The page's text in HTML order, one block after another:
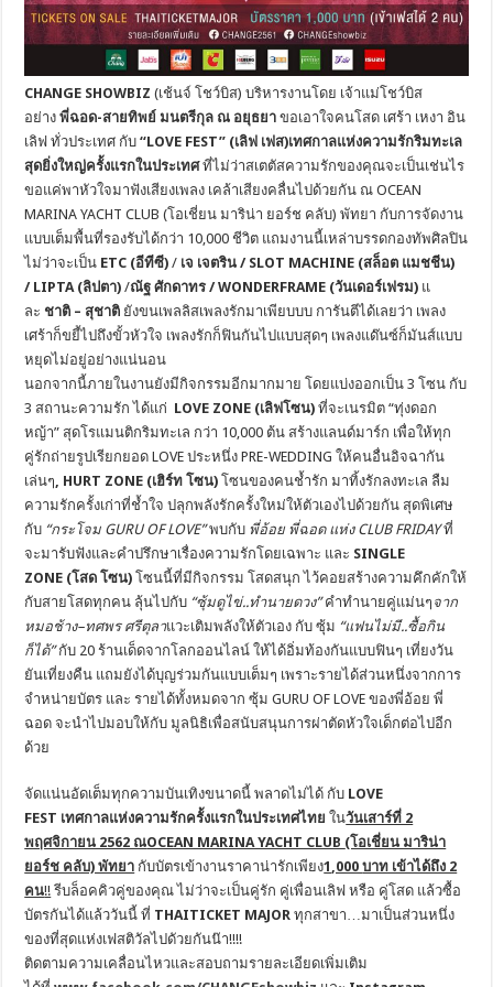
CHANGE SHOWBIZ(เช้นจ์ โชว์บิส) บริหารงานโดย เจ้าแม่โชว์บิส
อย่าง พี่ฉอด-สายทิพย์ มนตรีกุล ณ อยุธยา ขอเอาใจคนโสด เศร้า เหงา อิน
เลิฟ ทั่วประเทศ กับ “LOVE FEST” (เลิฟ เฟส)เทศกาลแห่งความรักริมทะเล
สุดยิ่งใหญ่ครั้งแรกในประเทศ ที่ไม่ว่าสเตตัสความรักของคุณจะเป็นเช่นไร
ขอแค่พาหัวใจมาฟังเสียงเพลง เคล้าเสียงคลื่นไปด้วยกัน ณ OCEAN
MARINA YACHT CLUB(โอเชี่ยน มาริน่า ยอร์ช คลับ) พัทยา กับการจัดงาน
แบบเต็มพื้นที่รองรับได้กว่า 10,000 ชีวิต แถมงานนี้เหล่าบรรดกองทัพศิลปิน
ไม่ว่าจะเป็น ETC (อีทีซี) / เจ เจตริน / SLOT MACHINE (สล็อต แมชชีน)
/LIPTA (ลิปตา) /ณัฐ ศักดาทร / WONDERFRAME (วันเดอร์เฟรม) แ
ละ ชาติ –สุชาติ ยังขนเพลลิสเพลงรักมาเพียบบบ การันตีได้เลยว่า เพลง
เศร้าก็ขยี้ไปถึงขั้วหัวใจ เพลงรักก็ฟินกันไปแบบสุดๆ เพลงแด๊นซ์ก็มันส์แบบ
หยุดไม่อยู่อย่างแน่นอน
นอกจากนี้ภายในงานยังมีกิจกรรมอีกมากมาย โดยแบ่งออกเป็น 3 โซน กับ
3 สถานะความรัก ได้แก่ LOVE ZONE (เลิฟโซน)ที่จะเนรมิต “ทุ่งดอก
หญ้า” สุดโรแมนติกริมทะเล กว่า 10 ,000 ต้น สร้างแลนด์มาร์ก เพื่อให้ทุก
คู่รักถ่ายรูปเรียกยอดLOVEประหนึ่งPRE-WEDDINGให้คนอื่นอิจฉากัน
เล่นๆ HURT ZONE (เฮิร์ท โซน) โซนของคนช้ำรัก มาทิ้งรักลงทะเล ลืม
ความรักครั้งเก่าที่ช้ำใจ ปลุกพลังรักครั้งใหม่ให้ตัวเองไปด้วยกัน สุดพิเศษ
กับ “กระโจม GURU OF LOVE”พบกับ พี่อ้อย พี่ฉอด แห่ง CLUB FRIDAY ที่
จะมารับฟังและคำปรึกษาเรื่องความรักโดยเฉพาะ และ SINGLE
ZONE (โสด โซน)โซนนี้ที่มีกิจกรรม โสดสนุก ไว้คอยสร้างความคึกคักให้
กับสายโสดทุกคน ลุ้นไปกับ “ซุ้มดูไข่..ทำนายดวง”คำทำนายคู่แม่นๆ จาก
หมอช้าง–ทศพร ศรีตุลาแวะเติมพลังให้ตัวเอง กับ ซุ้ม “แฟนไม่มี..ซื้อกิน
ก็ได้”กับ 20 ร้านเด็ดจากโลกออนไลน์ ให้ได้อิ่มท้องกันแบบฟินๆ เที่ยงวัน
ยันเที่ยงคืน แถมยังได้บุญร่วมกันแบบเต็มๆ เพราะรายได้ส่วนหนึ่งจากการ
จำหน่ายบัตร และ รายได้ทั้งหมดจาก ซุ้ม GURU OF LOVEของพี่อ้อย พี่
ฉอด จะนำไปมอบให้กับ มูลนิธิเพื่อสนับสนุนการผ่าตัดหัวใจเด็กต่อไปอีก
ด้วย
จัดแน่นอัดเต็มทุกความบันเทิงขนาดนี้ พลาดไม่ได้ กับ LOVE
FEST เทศกาลแห่งความรักครั้งแรกในประเทศไทย ในวันเสาร์ที่ 2
พฤศจิกายน 2562 ณOCEAN MARINA YACHT CLUB (โอเชี่ยน มาริน่า
ยอร์ช คลับ) พัทยา กับบัตรเข้างานราคาน่ารักเพียง1 ,000บาท เข้าได้ถึง 2
คน!! รีบล็อคคิวคู่ของคุณ ไม่ว่าจะเป็นคู่รัก คู่เพื่อนเลิฟ หรือ คู่โสด แล้วซื้อ
บัตรกันได้แล้ววันนี้ ที่ THAITICKET MAJOR ทุกสาขา…มาเป็นส่วนหนึ่ง
ของที่สุดแห่งเฟสติวัลไปดัวยกันน๊า!!!!
ติดตามความเคลื่อนไหวและสอบถามรายละเอียดเพิ่มเติม